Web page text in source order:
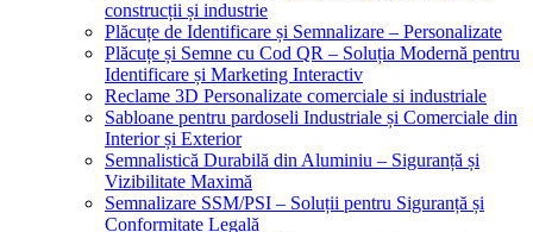
construcții și industrie
Plăcuțe de Identificare și Semnalizare – Personalizate
Plăcuțe și Semne cu Cod QR – Soluția Modernă pentru
Identificare și Marketing Interactiv
Reclame 3D Personalizate comerciale si industriale
Sabloane pentru pardoseli Industriale și Comerciale din
Interior și Exterior
Semnalistică Durabilă din Aluminiu – Siguranță și
Vizibilitate Maximă
Semnalizare SSM/PSI – Soluții pentru Siguranță și
Conformitate Legală